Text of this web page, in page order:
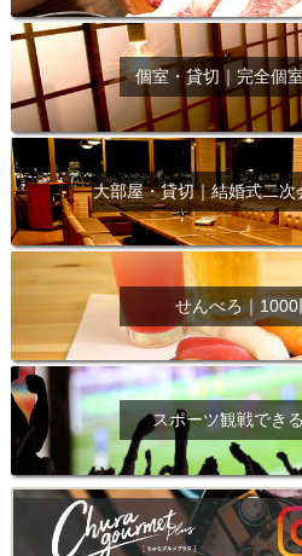
個室・貸切｜完全個
大部屋・貸切｜結婚式二
せんべろ｜
スポーツ観戦でき